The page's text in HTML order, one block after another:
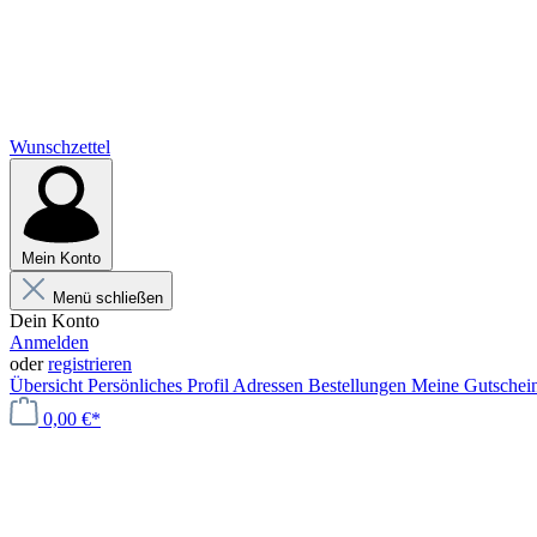
Wunschzettel
Mein Konto
Menü schließen
Dein Konto
Anmelden
oderregistrieren
Übersicht Persönliches Profil Adressen Bestellungen Meine
0,00 €*